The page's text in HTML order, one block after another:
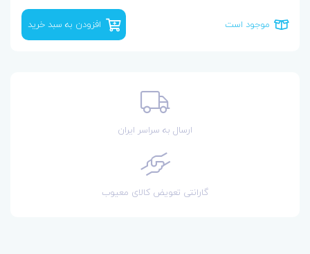
موجود است افزودن به سبد خرید
ارسال به سراسر ایران
گارانتی تعویض کالای معیوب